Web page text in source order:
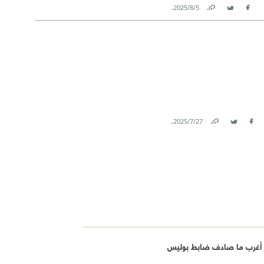
Facebook
Twitter
Link
5‏/8‏/2025
.
27‏/7‏/2025
.
أغرب ما صادف ضابط بوليس